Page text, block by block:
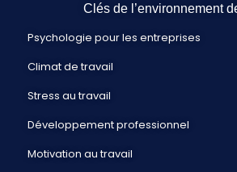
Clés de l’environnement
Psychologie pour les entreprises
Climat de travail
Stress au travail
Développement professionnel
Motivation au travail